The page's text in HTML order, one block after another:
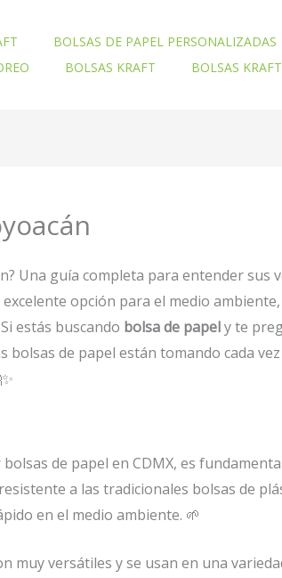
BOLSAS DE PAPEL PERSONALIZADAS
BOLSAS KRAFT BOLSAS
Una guía completa para entender sus
opción para el medio
estás buscando bolsa de papely te
bolsas de papel están tomando cada
de papel en CDMX, es
a las tradicionales bolsas de
en el medio ambiente. 🌱
muy versátiles y se usan en una